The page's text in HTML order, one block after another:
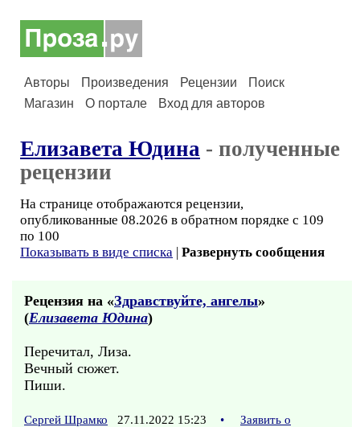
Авторы Произведения Рецензии
Поиск
Магазин
О портале Вход для авторов
Елизавета Юдина - полученные
рецензии
На странице отображаются рецензии,
опубликованные 08.2026 в обратном порядке с 109
по 100
Показывать в виде списка | Развернуть сообщения
Рецензия на «Здравствуйте, ангелы»
(Елизавета Юдина)
Перечитал, Лиза.
Вечный сюжет.
Пиши.
Сергей Шрамко 27.11.2022 15:23 •
Заявить о